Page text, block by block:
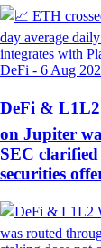
DeFi - 6 Aug
DeFi &
on Jupiter
SEC
securities